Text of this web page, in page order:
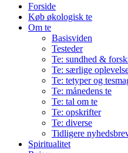
Forside
Køb økologisk te
Om te
Basisviden
Testeder
Te: sundhed &
Te: særlige
Te: tetyper og
Te: månedens te
Te: tal om te
Te: opskrifter
Te: diverse
Tidligere
Spiritualitet